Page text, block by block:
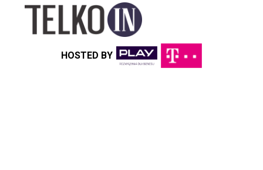
HOSTED BY